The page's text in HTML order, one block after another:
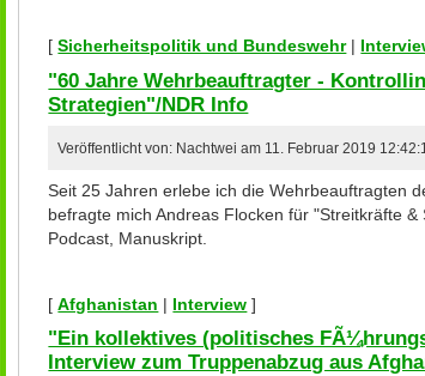
[Sicherheitspolitik und Bundeswehr|
"60 Jahre Wehrbeauftragter -
Strategien"/NDR Info
Veröffentlicht von: Nachtwei am 11. Februar 2019
Seit 25 Jahren erlebe ich die Wehrbeauftragten
befragte mich Andreas Flocken für "Streitkräfte
Podcast, Manuskript.
[Afghanistan | Interview ]
"Ein kollektives (politisches
Interview zum Truppenabzug aus